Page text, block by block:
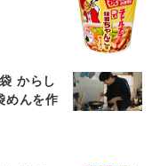
からし
めんを作